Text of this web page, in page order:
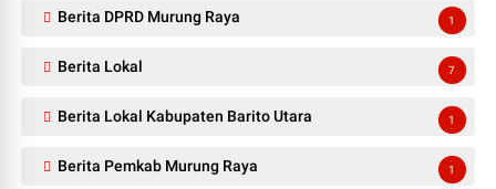
Berita DPRD Murung Raya 1
Berita Lokal 7
Berita Lokal Kabupaten Barito Utara 1
Berita Pemkab Murung Raya 1